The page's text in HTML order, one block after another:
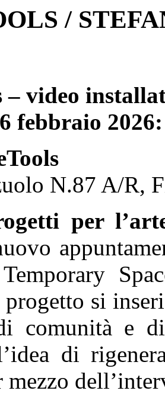
/
– video
febbraio
N.87 A/R,
per
si
comunità e
di
mezzo